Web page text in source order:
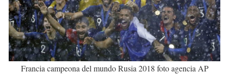
Francia campeona del mundo Rusia 2018 foto agencia AP